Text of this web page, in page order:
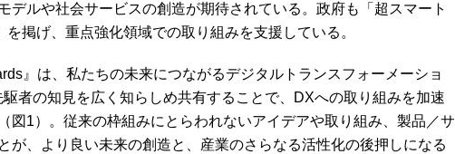
デルや社会サービスの創造が期待されている。政府も「超スマート
掲げ、重点強化領域での取り組みを支援している。
』は、私たちの未来につながるデジタルトランスフォーメーショ
者の知見を広く知らしめ共有することで、DXへの取り組みを加速
図1）。従来の枠組みにとらわれないアイデアや取り組み、製品／サ
が、より良い未来の創造と、産業のさらなる活性化の後押しになる